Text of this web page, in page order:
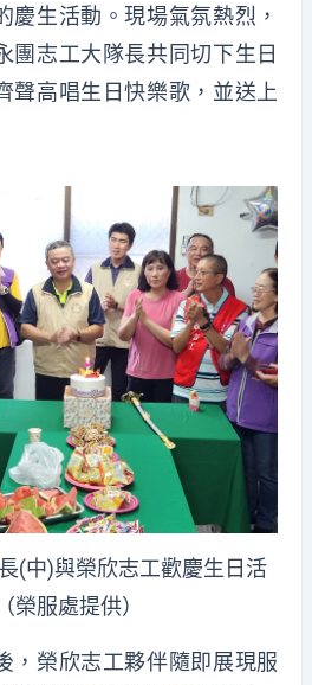
慶生活動。現場氣氛熱烈，
團志工大隊長共同切下生日
聲高唱生日快樂歌，並送上
(中)與榮欣志工歡慶生日活
榮服處提供）
，榮欣志工夥伴隨即展現服